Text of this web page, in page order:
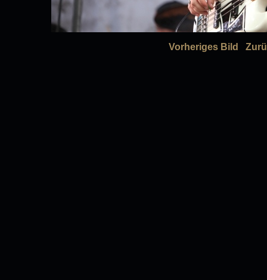
Vorheriges Bild